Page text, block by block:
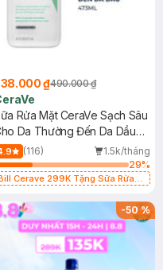
₫490.000 ₫
Rửa Mặt CeraVe Sạch Sâu
Da Thường Đến Da Dầu
(116)
1.5k/tháng
29%
Cerave 299K Tặng Sữa Rửa
-50%